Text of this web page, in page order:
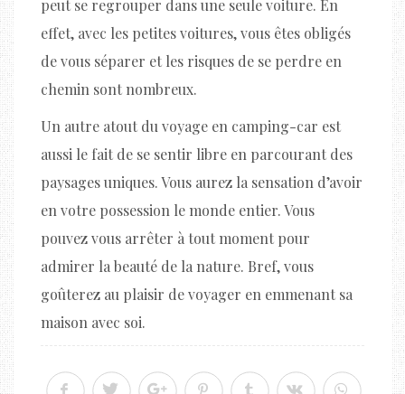
peut se regrouper dans une seule voiture. En
effet, avec les petites voitures, vous êtes obligés
de vous séparer et les risques de se perdre en
chemin sont nombreux.
Un autre atout du voyage en camping-car est
aussi le fait de se sentir libre en parcourant des
paysages uniques. Vous aurez la sensation d’avoir
en votre possession le monde entier. Vous
pouvez vous arrêter à tout moment pour
admirer la beauté de la nature. Bref, vous
goûterez au plaisir de voyager en emmenant sa
maison avec soi.